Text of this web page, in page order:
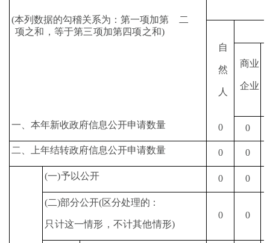
(本列数据的勾稽关系为：第一项加第
二
项之和，等于第三项加第四项之和)
自
然
人
商业
企业
一、本年新收政府信息公开申请数量 0 0
二、上年结转政府信息公开申请数量 0 0
(一)予以公开 0 0
(二)部分公开(区分处理的：
只计这一情形，不计其他情形)
0 0